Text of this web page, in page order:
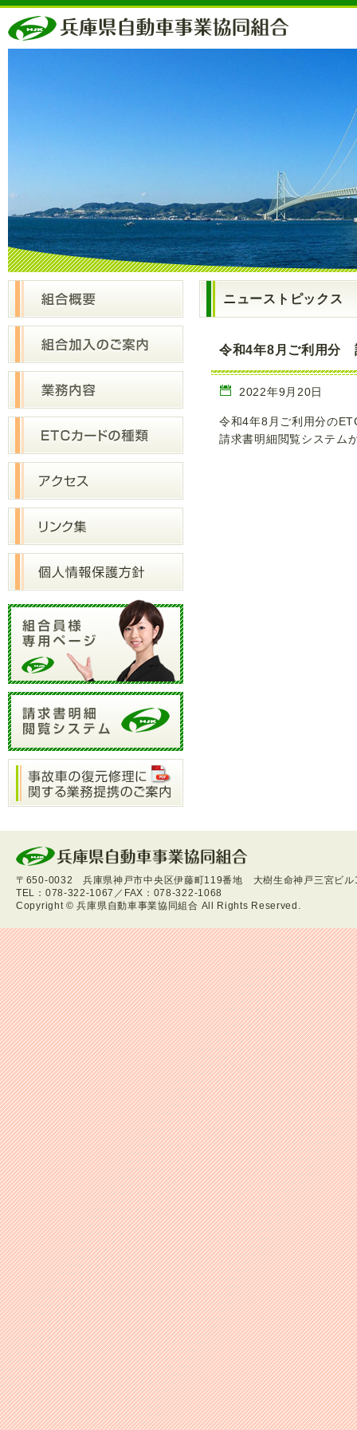
ニューストピックス
令和4年8月ご利用分
2022年9月20日
令和4年8月ご利用分の
請求書明細閲覧システム
〒650-0032 兵庫県神戸市中央区伊藤町119番地 大樹生命神戸三宮ビル
TEL：078-322-1067／FAX：078-322-1068
Copyright© 兵庫県自動車事業協同組合 All Rights Reserved.